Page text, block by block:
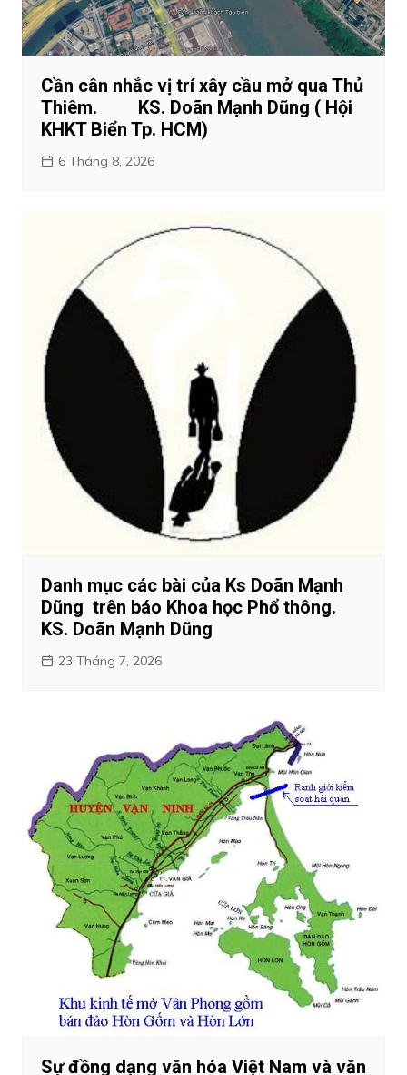
Cần cân nhắc vị trí xây cầu mở qua Thủ
Thiêm. KS. Doãn Mạnh Dũng ( Hội
KHKT Biển Tp. HCM)
6 Tháng 8, 2026
Danh mục các bài của Ks Doãn Mạnh
Dũng trên báo Khoa học Phổ thông.
KS. Doãn Mạnh Dũng
23 Tháng 7, 2026
Sự đồng dạng văn hóa Việt Nam và văn